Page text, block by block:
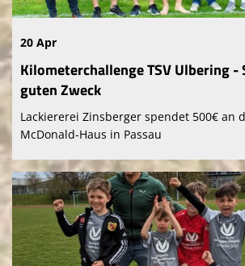
20 Apr
Kilometerchallenge TSV Ulbering -
guten Zweck
Lackiererei Zinsberger spendet 500€ an
McDonald-Haus in Passau